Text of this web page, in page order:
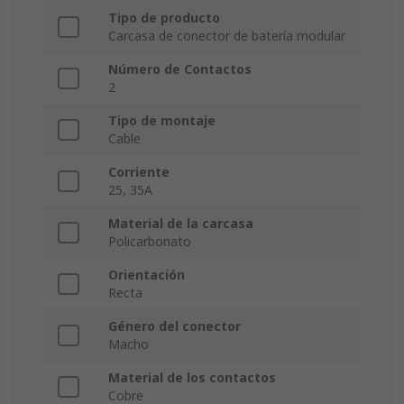
Tipo de producto
Carcasa de conector de batería modular
Número de Contactos
2
Tipo de montaje
Cable
Corriente
25, 35A
Material de la carcasa
Policarbonato
Orientación
Recta
Género del conector
Macho
Material de los contactos
Cobre